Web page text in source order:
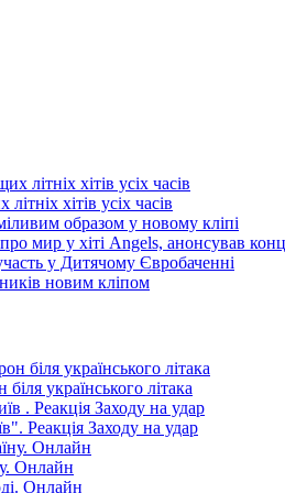
хітів усіх часів
образом у новому кліпі
мир у хіті Angels, анонсував
у Дитячому Євробаченні
новим кліпом
українського літака
Реакція Заходу на удар
Онлайн